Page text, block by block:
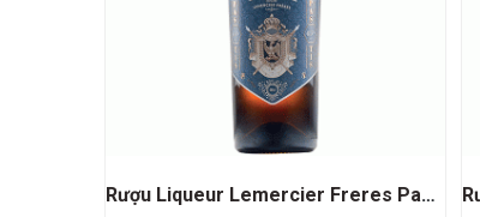
Rượu Liqueur Lemercier Freres Pastis 1811